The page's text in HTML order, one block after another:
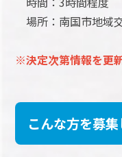
場所：南国市地域
※決定次第情報を更
こんな方を募集